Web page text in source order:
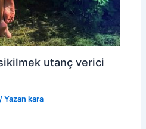
utanç verici
/ Yazan kara